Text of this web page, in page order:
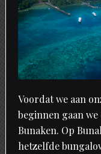
Voordat we aan
beginnen gaan
Bunaken. Op
hetzelfde